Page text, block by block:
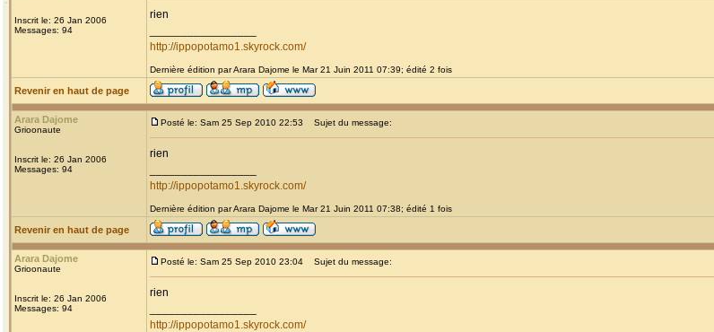
Inscrit le: 26 Jan 2006
Messages: 94
rien
http://ippopotamo1.skyrock.com/
Dernière édition par Arara Dajome le Mar 21 Juin 2011 07:39; édité 2 fois
Revenir en haut de page
Arara Dajome
Grioonaute
Inscrit le: 26 Jan 2006
Messages: 94
Posté le: Sam 25 Sep 2010 22:53 Sujet du message:
rien
http://ippopotamo1.skyrock.com/
Dernière édition par Arara Dajome le Mar 21 Juin 2011 07:38; édité 1 fois
Revenir en haut de page
Arara Dajome
Grioonaute
Inscrit le: 26 Jan 2006
Messages: 94
Posté le: Sam 25 Sep 2010 23:04 Sujet du message:
rien
http://ippopotamo1.skyrock.com/